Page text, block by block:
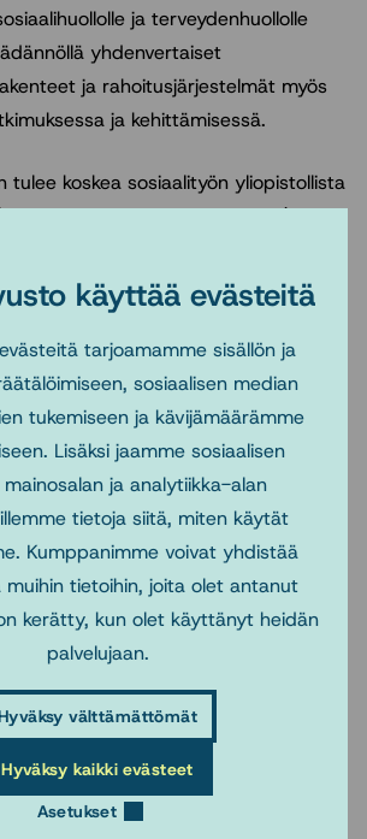
käyttää evästeitä
tarjoamamme sisällön ja
sosiaalisen median
tukemiseen ja kävijämäärämme
Lisäksi jaamme sosiaalisen
ja analytiikka-alan
tietoja siitä, miten käytät
Kumppanimme voivat yhdistää
muihin tietoihin, joita olet antanut
kerätty, kun olet käyttänyt heidän
palvelujaan.
välttämättömät
Hyväksy kaikki evästeet
Asetukset
ja terveydenhuollolle
yhdenvertaiset
ja rahoitusjärjestelmät myös
ja kehittämisessä.
tulee koskea sosiaalityön yliopistollista
käytännön harjoittelua) ja
ilmaista järjestämislain pykälissä ja
perusteluissa.
kuuluvan sosiaalitieteellisen,
tutkimuksen edellytykset on
rakenteilla kuin terveydenhuollon
hoitotiede), samalla
tutkimustoiminnan
on luettavissa kokonaisuudessaan:
loader.aspx?id=aa3d9a67-47fc-